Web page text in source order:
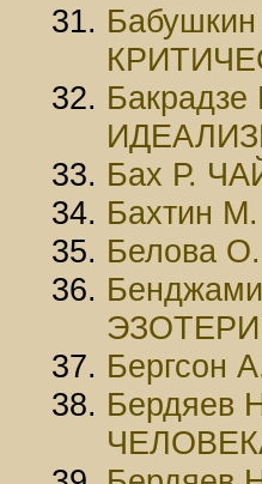
Бах Р.
Бахтин
Белова